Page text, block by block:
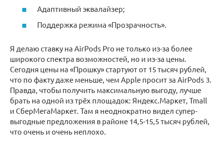
Адаптивный эквалайзер;
Поддержка режима «Прозрачность».
Я делаю ставку на AirPods Pro не только из-за более
широкого спектра возможностей, но и из-за цены.
Сегодня цены на «Прошку» стартуют от 15 тысяч рублей,
что по факту даже меньше, чем Apple просит за AirPods 3.
Правда, чтобы получить максимальную выгоду, лучше
брать на одной из трёх площадок: Яндекс.Маркет, Tmall
и СберМегаМаркет. Там я неоднократно видел супер-
выгодные предложения в районе 14,5-15,5 тысяч рублей,
что очень и очень неплохо.